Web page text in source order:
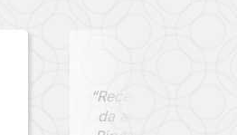
“Recebi minha
da antiga cidade de